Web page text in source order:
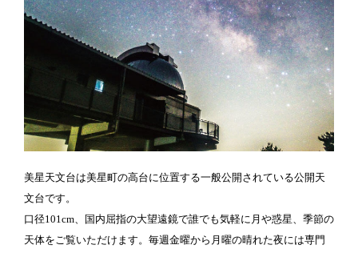
美星天文台は美星町の高台に位置する一般公開されている公開天
文台です。
口径101cm、国内屈指の大望遠鏡で誰でも気軽に月や惑星、季節の
天体をご覧いただけます。毎週金曜から月曜の晴れた夜には専門